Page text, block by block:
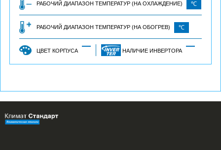
РАБОЧИЙ ДИАПАЗОН ТЕМПЕРАТУР (НА ОХЛАЖДЕНИЕ) ℃
РАБОЧИЙ ДИАПАЗОН ТЕМПЕРАТУР (НА ОБОГРЕВ) ℃
ЦВЕТ КОРПУСА НАЛИЧИЕ ИНВЕРТОРА